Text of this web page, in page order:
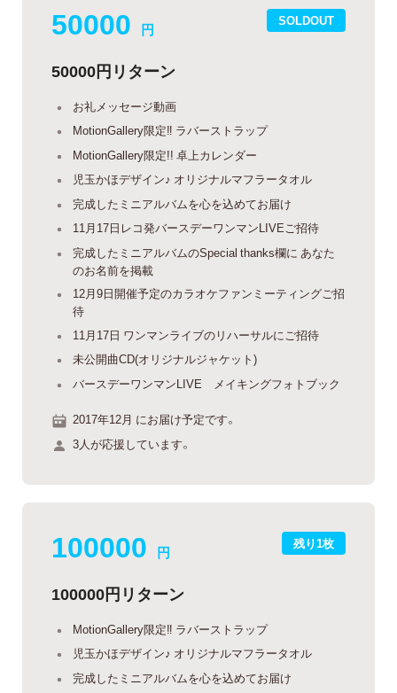
SOLDOUT
50000 円
50000円リターン
お礼メッセージ動画
MotionGallery限定‼︎ ラバーストラップ
MotionGallery限定!! 卓上カレンダー
児玉かほデザイン♪ オリジナルマフラータオル
完成したミニアルバムを心を込めてお届け
11月17日レコ発バースデーワンマンLIVEご招待
完成したミニアルバムのSpecial thanks欄に あなた
のお名前を掲載
12月9日開催予定のカラオケファンミーティングご招
待
11月17日 ワンマンライブのリハーサルにご招待
未公開曲CD(オリジナルジャケット)
バースデーワンマンLIVE メイキングフォトブック
2017年12月 にお届け予定です。
3人が応援しています。
残り1枚
100000 円
100000円リターン
MotionGallery限定‼︎ ラバーストラップ
児玉かほデザイン♪ オリジナルマフラータオル
完成したミニアルバムを心を込めてお届け